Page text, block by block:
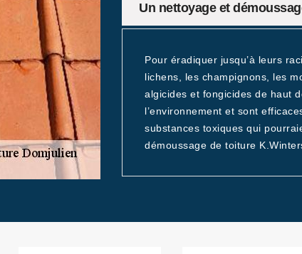
Un nettoyage et
Pour éradiquer jusqu’à leurs
lichens, les champignons, les
algicides et fongicides de haut
l’environnement et sont
substances toxiques qui
démoussage de toiture